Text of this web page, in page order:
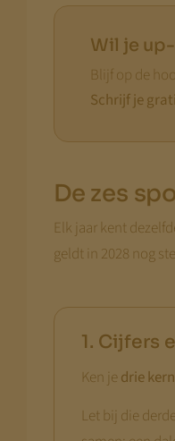
Wil je
Blijf op de
Schrijf je
De zes
Elk jaar kent
geldt in 2028 nog
1. Cijfers
Ken jedrie
Let bij die